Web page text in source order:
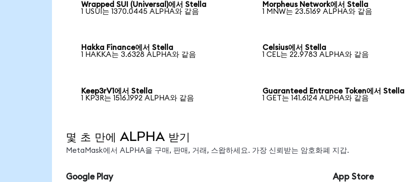
Wrapped SUI (Universal)에서 Stella
1 USUI는 1370.0445 ALPHA와 같음
Morpheus Network에서 Stella
1 MNW는 23.5169 ALPHA와 같음
Hakka Finance에서 Stella
1 HAKKA는 3.6328 ALPHA와 같음
Celsius에서 Stella
1 CEL는 22.9783 ALPHA와 같음
Keep3rV1에서 Stella
1 KP3R는 1516.1992 ALPHA와 같음
Guaranteed Entrance Token에서 Stella
1 GET는 141.6124 ALPHA와 같음
몇 초 만에 ALPHA 받기
MetaMask에서 ALPHA을 구매, 판매, 거래, 스왑하세요. 가장 신뢰받는 암호화폐 지갑.
Google Play App Store